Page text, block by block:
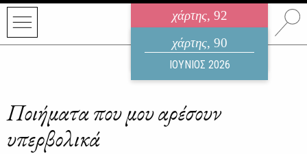
χάρτης, 92
ηλεκτρονικό περιοδικό
ΑΥΓΟΥΣΤΟΣ 2026
χάρτης, 90
ΙΟΥΝΙΟΣ 2026
Ποιήματα που μου αρέσουν
υπερβολικά